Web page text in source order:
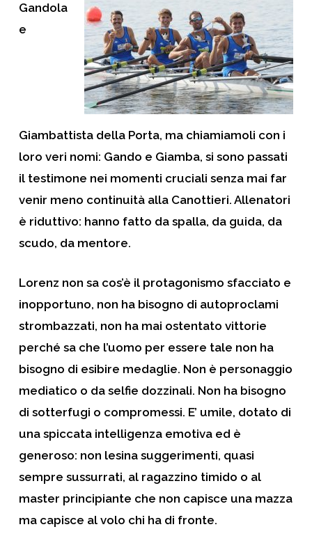
Gandola
e
Giambattista della Porta, ma chiamiamoli con i
loro veri nomi: Gando e Giamba, si sono passati
il testimone nei momenti cruciali senza mai far
venir meno continuità alla Canottieri. Allenatori
è riduttivo: hanno fatto da spalla, da guida, da
scudo, da mentore.
Lorenz non sa cos’è il protagonismo sfacciato e
inopportuno, non ha bisogno di autoproclami
strombazzati, non ha mai ostentato vittorie
perché sa che l’uomo per essere tale non ha
bisogno di esibire medaglie. Non è personaggio
mediatico o da selfie dozzinali. Non ha bisogno
di sotterfugi o compromessi. E’ umile, dotato di
una spiccata intelligenza emotiva ed è
generoso: non lesina suggerimenti, quasi
sempre sussurrati, al ragazzino timido o al
master principiante che non capisce una mazza
ma capisce al volo chi ha di fronte.